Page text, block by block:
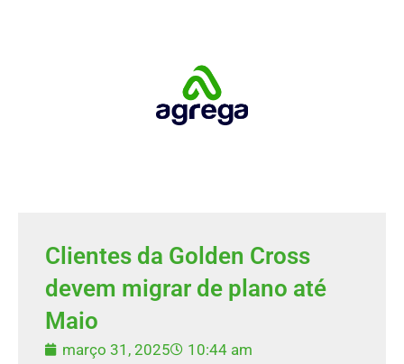
Clientes da Golden Cross
devem migrar de plano até
Maio
março 31, 2025 10:44 am